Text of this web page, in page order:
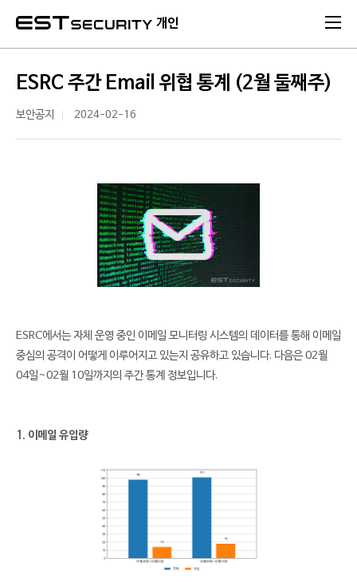
개인
ESRC 주간 Email 위협 통계 (2월 둘째주)
보안공지 2024-02-16
ESRC에서는 자체 운영 중인 이메일 모니터링 시스템의 데이터를 통해 이메일
중심의 공격이 어떻게 이루어지고 있는지 공유하고 있습니다. 다음은 02월
04일~02월 10일까지의 주간 통계 정보입니다.
1. 이메일 유입량